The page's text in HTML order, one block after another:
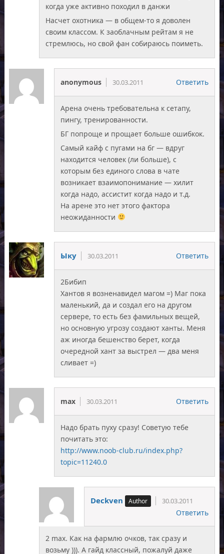
когда уже активно походил в данжи
Насчет охотника — в общем-то я доволен
своим классом. К заоблачным рейтам я не
стремлюсь, но свой фан собираюсь поиметь.
anonymous 30.03.2011 Ответить
Арена очень требовательна к сетапу,
пингу, тренированности.
БГ попроще и прощает больше ошибкок.
Самый кайф с пугами на бг — вдруг
находится человек (ли больше), с
которым без единого слова в чате
возникает взаимопонимание — хилит
когда надо, ассистит когда надо и т.д.
На арене это нет этого фактора
неожиданности
Ыку 30.03.2011 Ответить
2Бибип
Хантов я возненавидел магом =) Маг пока
маленький, да и создал его на другом
сервере, то есть без фамильных вещей,
но основную угрозу создают ханты. Меня
аж иногда бешенство берет, когда
очередной хант за выстрел — два меня
сливает =)
max 30.03.2011 Ответить
Надо брать пуху сразу! Советую тебе
почитать это:
http://www.noob-club.ru/index.php?
topic=11240.0
Deckven 30.03.2011
Ответить
2 max. Как на фармлю очков, так сразу и
возьму ))). А гайд классный, пожалуй даже